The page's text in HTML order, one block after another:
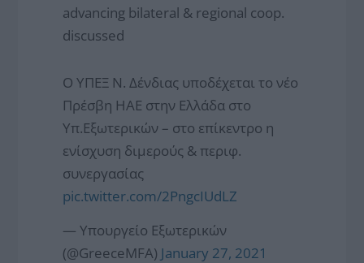
advancing bilateral & regional coop.
discussed
O ΥΠΕΞ Ν. Δένδιας υποδέχεται το νέο
Πρέσβη HAE στην Ελλάδα στο
Υπ.Εξωτερικών – στο επίκεντρο η
ενίσχυση διμερούς & περιφ.
συνεργασίας
pic.twitter.com/2PngcIUdLZ
— Υπουργείο Εξωτερικών
(@GreeceMFA) January 27, 2021